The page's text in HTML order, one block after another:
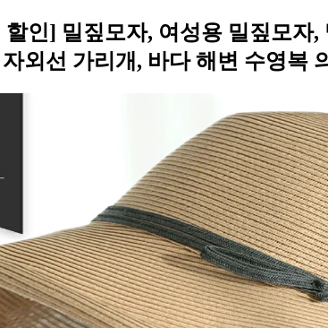
인] 밀짚모자, 여성용 밀짚모자
외선 가리개, 바다 해변 수영복